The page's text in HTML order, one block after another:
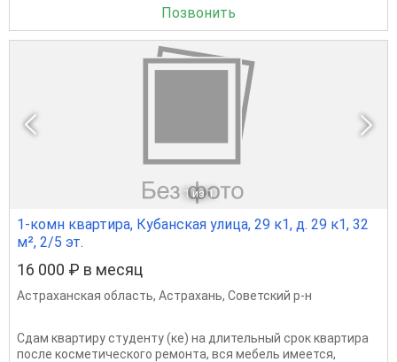
Позвонить
1 из 1
1-комн квартира, Кубанская улица, 29 к1, д. 29 к1, 32
м², 2/5 эт.
16 000 ₽ в месяц
Астраханская область, Астрахань, Советский р-н
Сдам квартиру студенту (ке) на длительный срок квартира
после косметического ремонта, вся мебель имеется,